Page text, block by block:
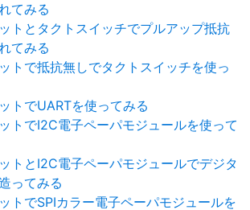
てみる
トとタクトスイッチでプルアップ抵抗
てみる
トで抵抗無しでタクトスイッチを使っ
トでUARTを使ってみる
トでI2C電子ペーパモジュールを使って
トとI2C電子ペーパモジュールでデジタ
ってみる
トでSPIカラー電子ペーパモジュールを